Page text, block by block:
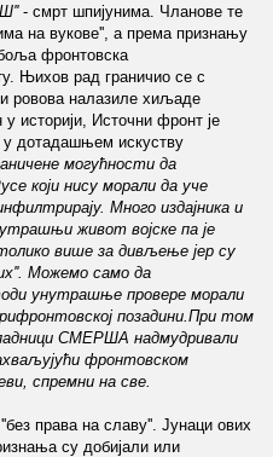
- смрт шпијунима. Чланове те
на вукове'', а према признању
фронтовска
Њихов рад граничио се с
ровова налазиле хиљаде
у историји, Источни фронт је
у дотадашњем искуству
могућности да
који нису морали да уче
Много издајника и
живот војске па је
више за дивљење јер су
Можемо само да
унутрашње провере морали
позадини.При том
СМЕРША надмудривали
фронтовском
спремни на све.
права на славу''. Јунаци ових
су добијали или